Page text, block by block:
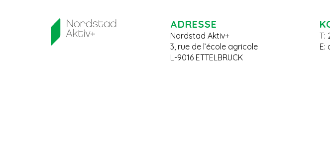
ADRESSE
Nordstad Aktiv+
3, rue de l’école agricole
L-9016 ETTELBRUCK
T:
E: